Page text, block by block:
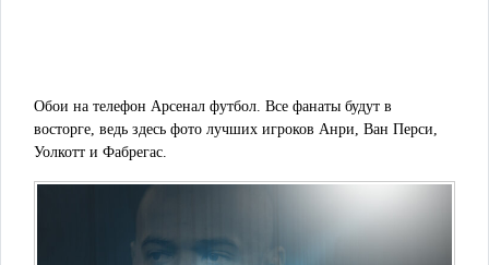
Обои на телефон Арсенал футбол. Все фанаты будут в
восторге, ведь здесь фото лучших игроков Анри, Ван Перси,
Уолкотт и Фабрегас.